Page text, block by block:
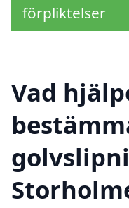
förpliktelser
Vad